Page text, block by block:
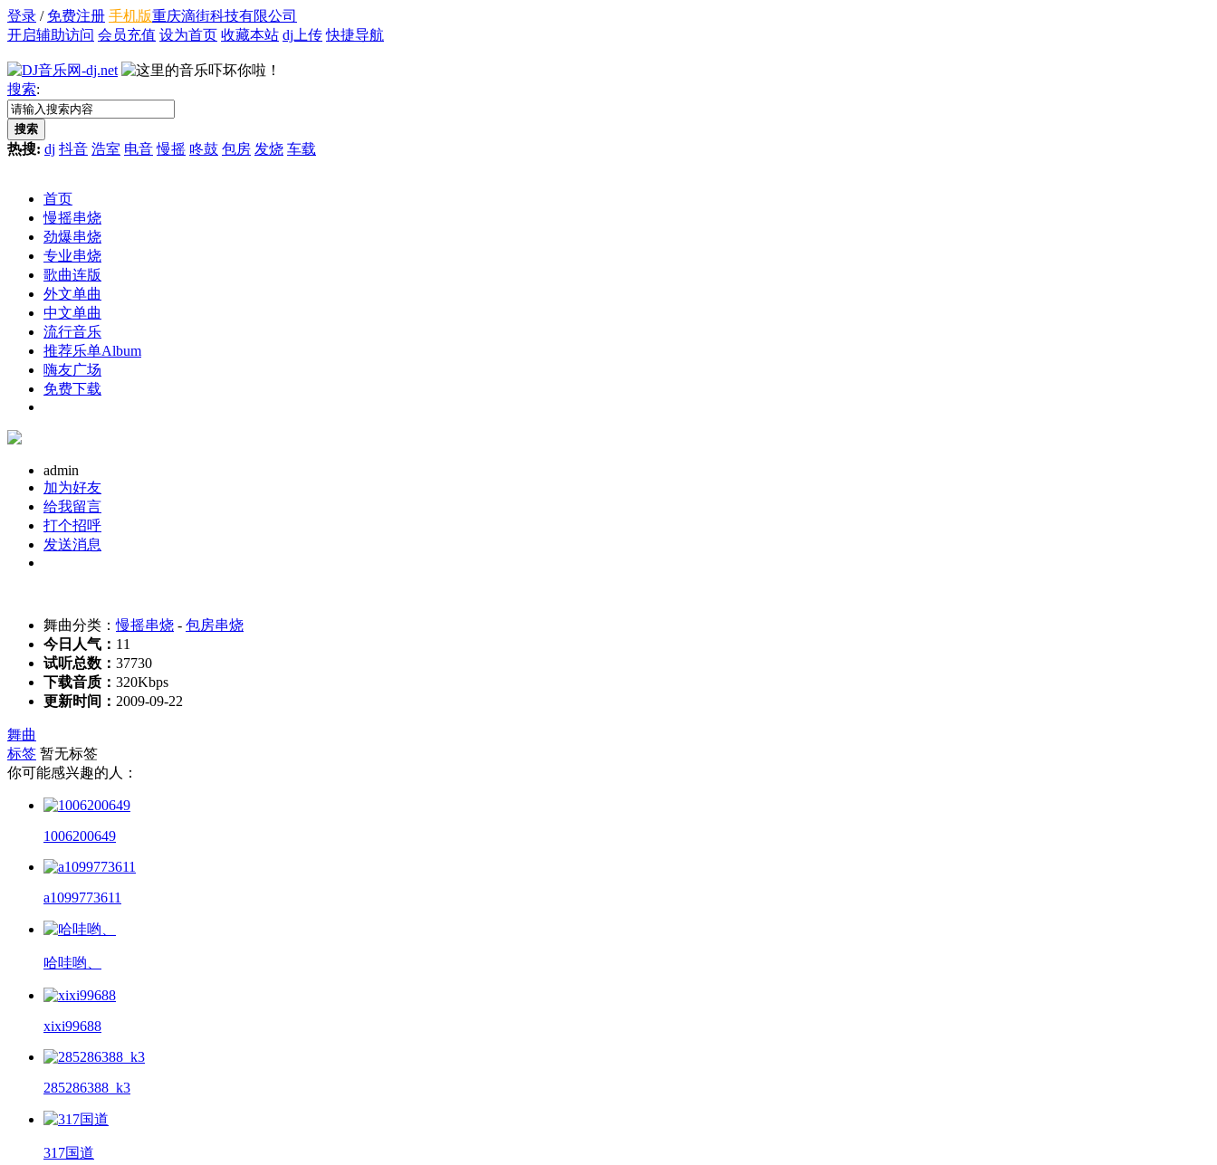
登录 / 免费注册 手机版重庆滴街科技有限公司
开启辅助访问 会员充值 设为首页 收藏本站 dj上传 快捷导航
搜索:
搜索
热搜: dj 抖音 浩室 电音 慢摇 咚鼓 包房 发烧 车载
首页
慢摇串烧
劲爆串烧
专业串烧
歌曲连版
外文单曲
中文单曲
流行音乐
推荐乐单Album
嗨友广场
免费下载
admin
加为好友
给我留言
打个招呼
发送消息
舞曲分类：慢摇串烧 - 包房串烧
今日人气： 11
试听总数： 37730
下载音质： 320Kbps
更新时间： 2009-09-22
舞曲
标签 暂无标签
你可能感兴趣的人：
1006200649
a1099773611
哈哇哟、
xixi99688
285286388_k3
317国道